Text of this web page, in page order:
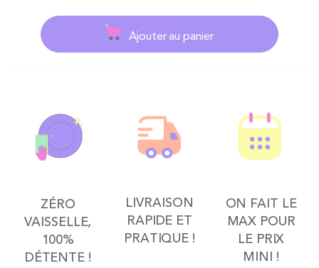
Ajouter au panier
ZÉRO
VAISSELLE,
100%
DÉTENTE !
LIVRAISON
RAPIDE ET
PRATIQUE !
ON FAIT LE
MAX POUR
LE PRIX
MINI !